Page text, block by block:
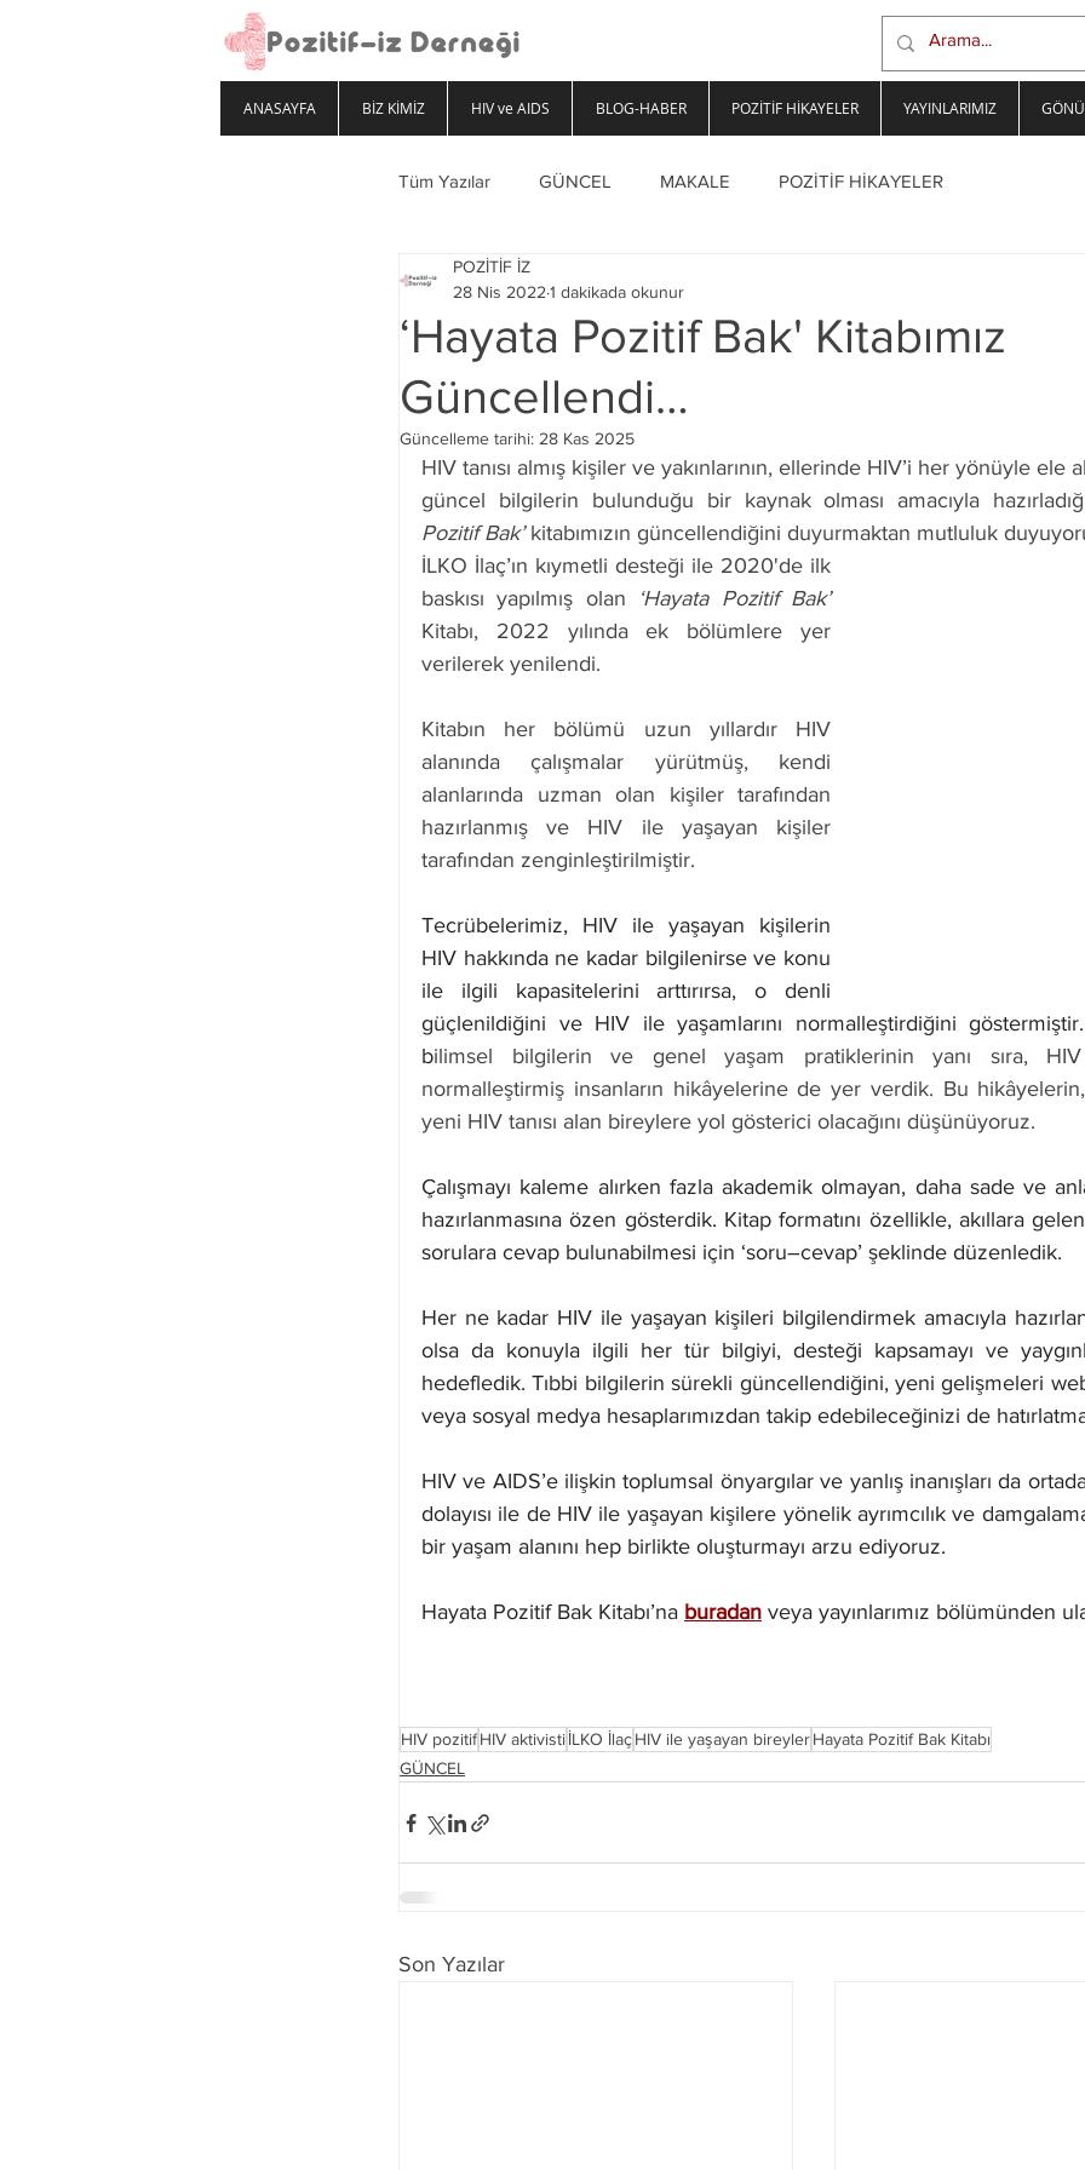
Tüm Yazılar GÜNCEL MAKALE POZİTİF HİKAYELER
‘Hayata Pozitif Bak' Kitabımız
Güncellendi…
POZİTİF İZ
28 Nis 2022 1 dakikada okunur
Güncelleme tarihi: 28 Kas 2025
HIV tanısı almış kişiler ve yakınlarının, ellerinde HIV’i her yönüyle ele
güncel bilgilerin bulunduğu bir kaynak olması amacıyla
Pozitif Bak’ kitabımızın güncellendiğini duyurmaktan mutluluk
İLKO İlaç’ın kıymetli desteği ile 2020'de ilk
baskısı yapılmış olan
‘Hayata Pozitif Bak’
Kitabı, 2022 yılında ek bölümlere yer
verilerek yenilendi.
Kitabın her bölümü uzun yıllardır HIV
alanında çalışmalar yürütmüş, kendi
alanlarında uzman olan kişiler tarafından
hazırlanmış ve HIV ile yaşayan kişiler
tarafından zenginleştirilmiştir.
Tecrübelerimiz, HIV ile yaşayan kişilerin
HIV hakkında ne kadar bilgilenirse ve konu
ile ilgili kapasitelerini arttırırsa, o denli
güçlenildiğini ve HIV ile yaşamlarını normalleştirdiğini göstermiştir.
bilimsel bilgilerin ve genel yaşam pratiklerinin yanı sıra,
normalleştirmiş insanların hikâyelerine de yer verdik. Bu
yeni HIV tanısı alan bireylere yol gösterici olacağını düşünüyoruz.
Çalışmayı kaleme alırken fazla akademik olmayan, daha sade ve
hazırlanmasına özen gösterdik. Kitap formatını özellikle, akıllara
sorulara cevap bulunabilmesi için ‘soru–cevap’ şeklinde düzenledik.
Her ne kadar HIV ile yaşayan kişileri bilgilendirmek amacıyla
olsa da konuyla ilgili her tür bilgiyi, desteği kapsamayı ve
hedefledik. Tıbbi bilgilerin sürekli güncellendiğini, yeni gelişmeleri
veya sosyal medya hesaplarımızdan takip edebileceğinizi de
HIV ve AIDS’e ilişkin toplumsal önyargılar ve yanlış inanışları da
dolayısı ile de HIV ile yaşayan kişilere yönelik ayrımcılık ve
bir yaşam alanını hep birlikte oluşturmayı arzu ediyoruz.
Hayata Pozitif Bak Kitabı’na buradan veya yayınlarımız bölümünden
HIV pozitifHIV aktivistiİLKO İlaçHIV ile yaşayan bireylerHayata Pozitif Bak Kitabı
GÜNCEL
Son Yazılar
ANASAYFA BİZ KİMİZ HIV ve AIDS BLOG-HABER POZİTİF HİKAYELER YAYINLARIMIZ